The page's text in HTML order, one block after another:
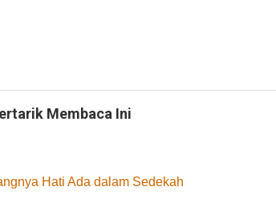
Membaca Ini
Hati Ada dalam Sedekah